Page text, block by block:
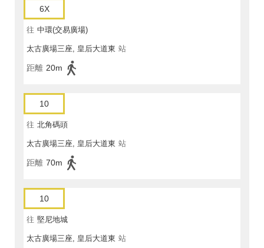
6X
往 中環(交易廣場)
太古廣場三座, 皇后大道東 站
距離 20m
10
往 北角碼頭
太古廣場三座, 皇后大道東 站
距離 70m
10
往 堅尼地城
太古廣場三座, 皇后大道東 站